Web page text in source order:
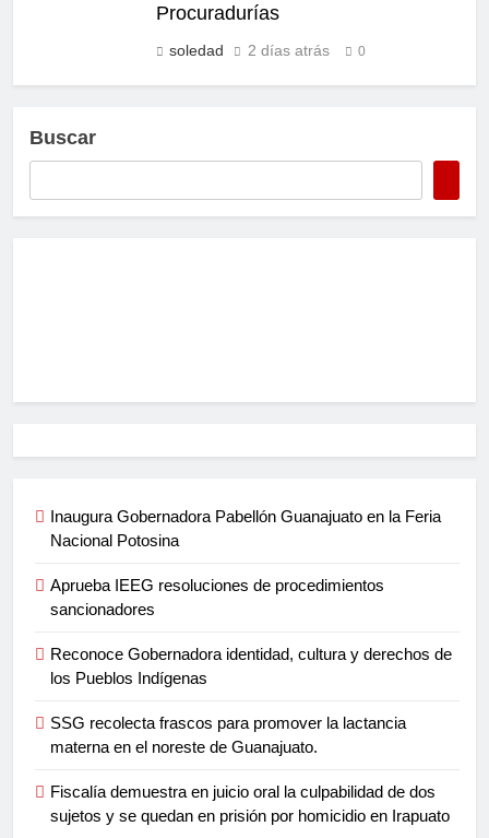
Procuradurías
soledad 2 días atrás 0
Buscar
Inaugura Gobernadora Pabellón Guanajuato en la Feria
Nacional Potosina
Aprueba IEEG resoluciones de procedimientos
sancionadores
Reconoce Gobernadora identidad, cultura y derechos de
los Pueblos Indígenas
SSG recolecta frascos para promover la lactancia
materna en el noreste de Guanajuato.
Fiscalía demuestra en juicio oral la culpabilidad de dos
sujetos y se quedan en prisión por homicidio en Irapuato